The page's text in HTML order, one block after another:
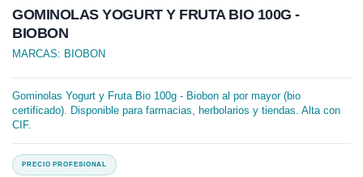
GOMINOLAS YOGURT Y FRUTA BIO 100G -
BIOBON
MARCAS: BIOBON
Gominolas Yogurt y Fruta Bio 100g - Biobon al por mayor (bio
certificado). Disponible para farmacias, herbolarios y tiendas. Alta con
CIF.